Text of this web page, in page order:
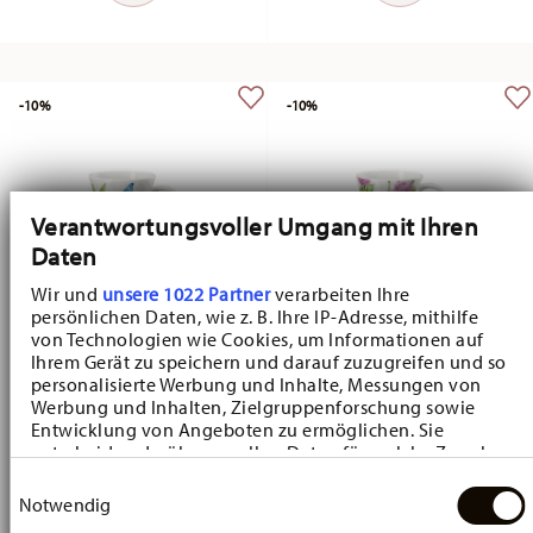
Verantwortungsvoller Umgang mit Ihren
Daten
Wir und unsere 1022 Partnerverarbeiten Ihre
persönlichen Daten, wie z. B. Ihre IP-Adresse, mithilfe
von Technologien wie Cookies, um Informationen auf
Ihrem Gerät zu speichern und darauf zuzugreifen und so
personalisierte Werbung und Inhalte, Messungen von
Werbung und Inhalten, Zielgruppenforschung sowie
Entwicklung von Angeboten zu ermöglichen. Sie
entscheiden darüber, wer Ihre Daten für welche Zwecke
Cookie-Erklärung oder durch Klicken auf das Privacy
Trigger Symbol ändern oder widerrufen
Notwendig
Nora Kornblume
Gobelet avec anse
17,01 € Price reduced from
18,90 €to
-10%
Nora Klee
Gobelet avec anse
17,01 € Price reduced
18,90 €
-10%